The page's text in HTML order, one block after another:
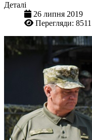
Деталі
26 липня 2019
Перегляди: 8511